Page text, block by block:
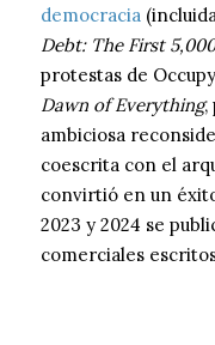
democracia
Debt: The First
protestas de
Dawn of Everything,
ambiciosa
coescrita con el
convirtió en un
2023 y 2024 se
comerciales